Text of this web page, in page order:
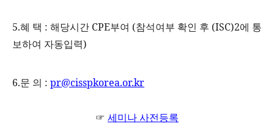
5.혜 택 : 해당시간 CPE부여 (참석여부 확인 후 (ISC)2에 통
보하여 자동입력)
6.문 의 : pr@cisspkorea.or.kr
☞ 세미나사전등록